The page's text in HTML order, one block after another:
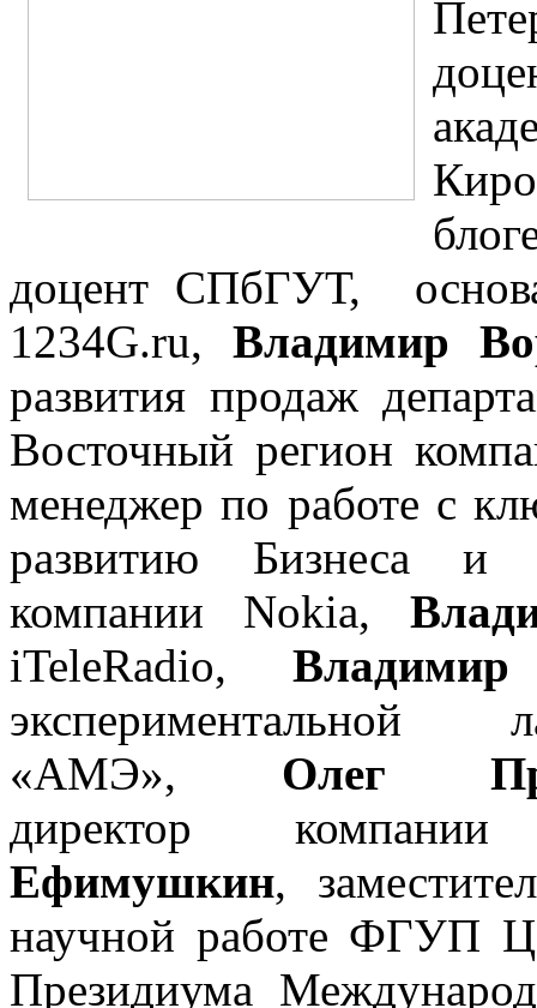
доцент СПбГУТ,
1234G.ru, Владимир
развития продаж
Восточный регион
менеджер по работе с
развитию Бизнеса и
компании Nokia,
iTeleRadio,
«АМЭ», Олег
директор компании
Ефимушкин,
научной работе ФГУП
Президиума